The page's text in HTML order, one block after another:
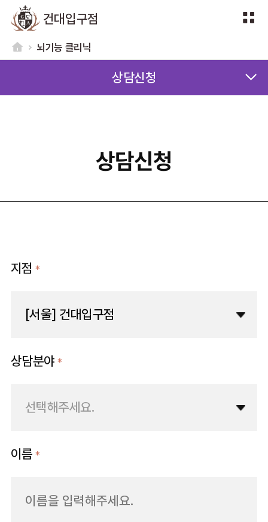
건대입구점
뇌기능 클리닉
상담신청
상담신청
지점*
[서울] 건대입구점
상담분야*
선택해주세요.
이름*